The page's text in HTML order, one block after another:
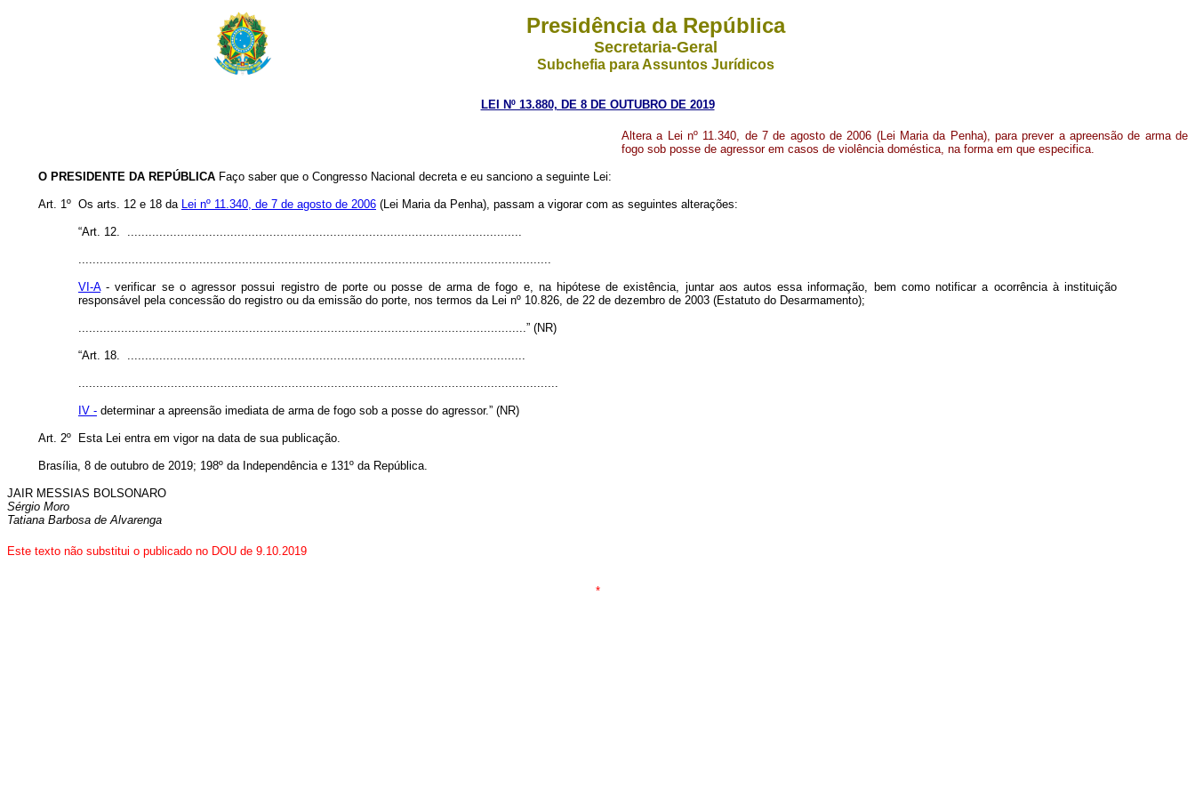
Presidência da República
Secretaria-Geral
Subchefia para Assuntos Jurídicos
LEI Nº 13.880, DE 8 DE OUTUBRO DE 2019
Altera a Lei nº 11.340, de 7 de agosto de 2006 (Lei Maria da Penha), para prever a apreensão de arma de
fogo sob posse de agressor em casos de violência doméstica, na forma em que especifica.
O PRESIDENTE DA REPÚBLICA Faço saber que o Congresso Nacional decreta e eu sanciono a seguinte Lei:
Art. 1º Os arts. 12 e 18 da Lei nº 11.340, de 7 de agosto de 2006 (Lei Maria da Penha), passam a vigorar com as seguintes alterações:
“Art. 12. ...............................................................................................................
.....................................................................................................................................
VI-A- verificar se o agressor possui registro de porte ou posse de arma de fogo e, na hipótese de existência, juntar aos autos essa informação, bem como notificar a ocorrência à instituição
responsável pela concessão do registro ou da emissão do porte, nos termos da Lei nº 10.826, de 22 de dezembro de 2003 (Estatuto do Desarmamento);
..............................................................................................................................” (NR)
“Art. 18. ................................................................................................................
.......................................................................................................................................
IV - determinar a apreensão imediata de arma de fogo sob a posse do agressor.” (NR)
Art. 2º Esta Lei entra em vigor na data de sua publicação.
Brasília, 8 de outubro de 2019; 198º da Independência e 131º da República.
JAIR MESSIAS BOLSONARO
Sérgio Moro
Tatiana Barbosa de Alvarenga
Este texto não substitui o publicado no DOU de 9.10.2019
*